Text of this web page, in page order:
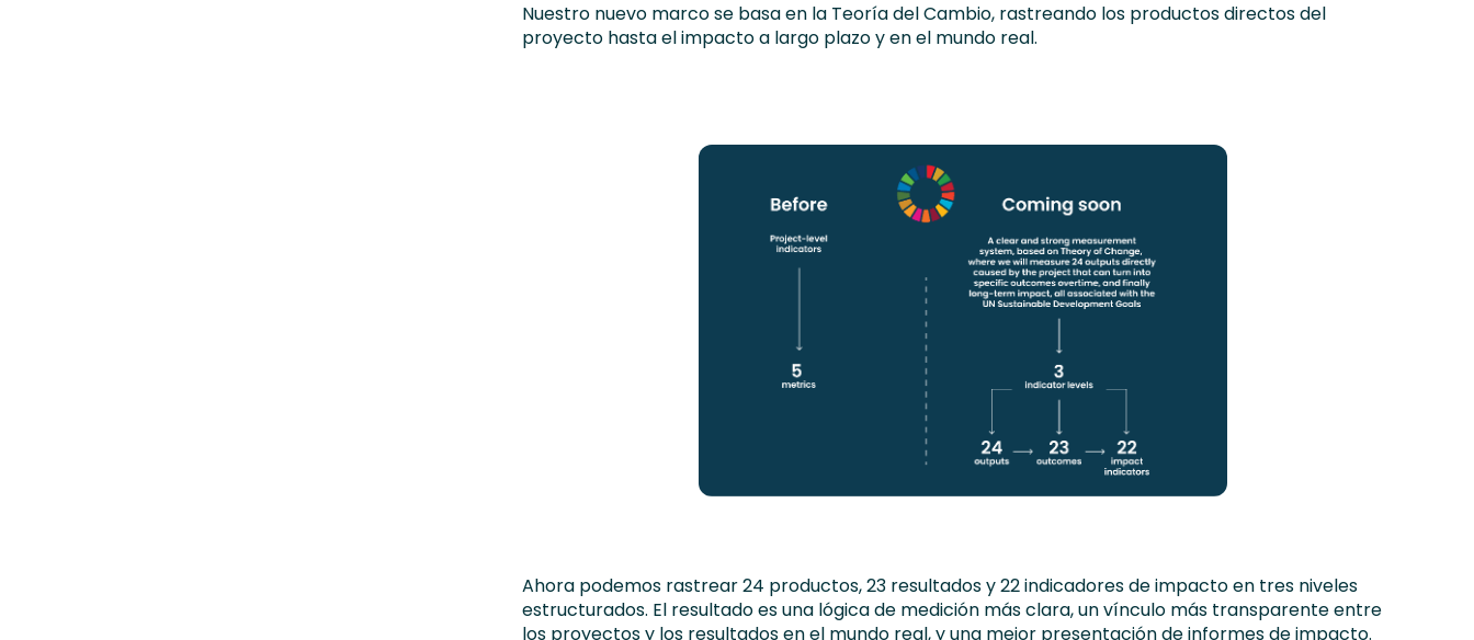
Nuestro nuevo marco se basa en la Teoría del Cambio, rastreando los productos directos del
proyecto hasta el impacto a largo plazo y en el mundo real.
Ahora podemos rastrear 24 productos, 23 resultados y 22 indicadores de impacto en tres niveles
estructurados. El resultado es una lógica de medición más clara, un vínculo más transparente entre
los proyectos y los resultados en el mundo real, y una mejor presentación de informes de impacto.